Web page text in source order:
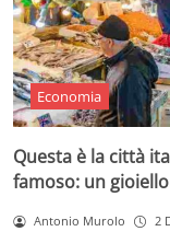
Economia
Questa è la città
famoso: un
Antonio Murolo 2